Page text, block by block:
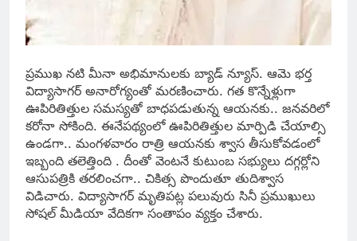
ప్రముఖ నటి మీనా అభిమానులకు బ్యాడ్ న్యూస్. ఆమె భర్త
విద్యాసాగర్ అనారోగ్యంతో మరణించారు. గత కొన్నేళ్లుగా
ఊపిరితిత్తుల సమస్యతో బాధపడుతున్న ఆయనకు.. జనవరిలో
కరోనా సోకింది. ఈనేపథ్యంలో ఊపిరితిత్తుల మార్పిడి చేయాల్సి
ఉండగా.. మంగళవారం రాత్రి ఆయనకు శ్వాస తీసుకోవడంలో
ఇబ్బంది తలెత్తింది . దీంతో వెంటనే కుటుంబ సభ్యులు దగ్గర్లోని
ఆసుపత్రికి తరలించగా.. చికిత్స పొందుతూ తుదిశ్వాస
విడిచారు. విద్యాసాగర్ మృతిపట్ల పలువురు సినీ ప్రముఖులు
సోషల్ మీడియా వేదికగా సంతాపం వ్యక్తం చేశారు.